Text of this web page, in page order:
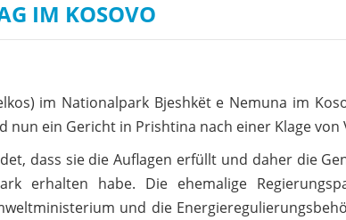
IM KOSOVO
im Nationalpark Bjeshkët e Nemuna im
nun ein Gericht in Prishtina nach einer Klage von
dass sie die Auflagen erfüllt und daher die
erhalten habe. Die ehemalige
und die